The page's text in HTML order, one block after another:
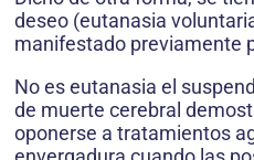
deseo (eutanasia
manifestado previamente
No es eutanasia el
de muerte cerebral
oponerse a tratamientos